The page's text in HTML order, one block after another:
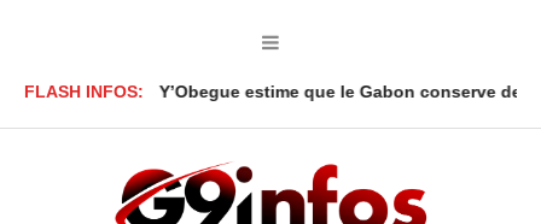
FLASH INFOS:
Onanga Y’Obegue estime que le Gabon conserve des